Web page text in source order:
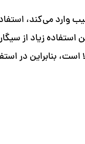
می‌کند،
زیاد از
بنابراین در